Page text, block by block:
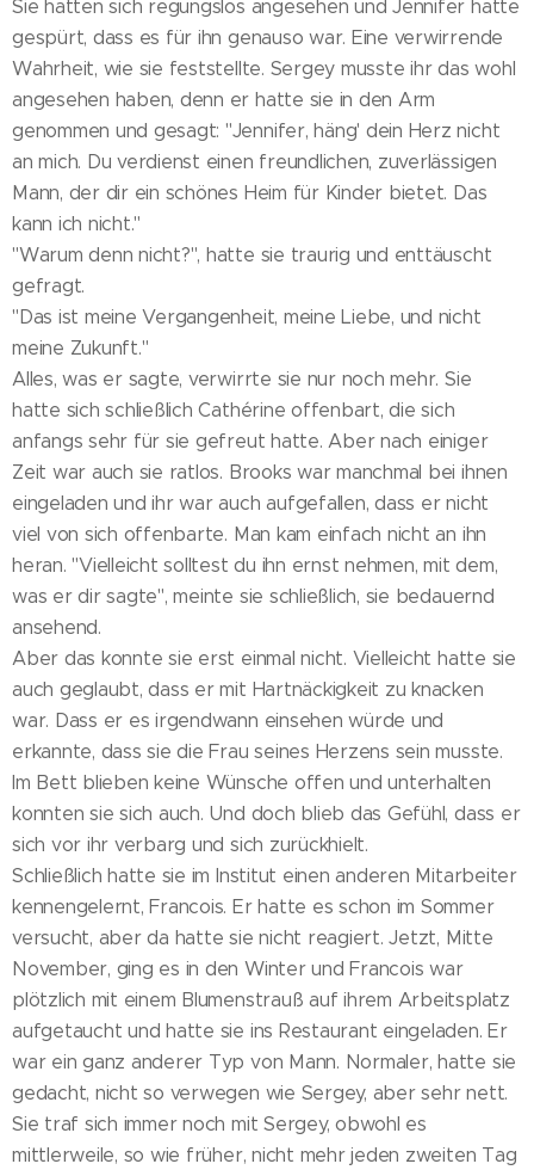
Sie hatten sich regungslos angesehen und Jennifer hatte
gespürt, dass es für ihn genauso war. Eine verwirrende
Wahrheit, wie sie feststellte. Sergey musste ihr das wohl
angesehen haben, denn er hatte sie in den Arm
genommen und gesagt: "Jennifer, häng' dein Herz nicht
an mich. Du verdienst einen freundlichen, zuverlässigen
Mann, der dir ein schönes Heim für Kinder bietet. Das
kann ich nicht."
"Warum denn nicht?", hatte sie traurig und enttäuscht
gefragt.
"Das ist meine Vergangenheit, meine Liebe, und nicht
meine Zukunft."
Alles, was er sagte, verwirrte sie nur noch mehr. Sie
hatte sich schließlich Cathérine offenbart, die sich
anfangs sehr für sie gefreut hatte. Aber nach einiger
Zeit war auch sie ratlos. Brooks war manchmal bei ihnen
eingeladen und ihr war auch aufgefallen, dass er nicht
viel von sich offenbarte. Man kam einfach nicht an ihn
heran. "Vielleicht solltest du ihn ernst nehmen, mit dem,
was er dir sagte", meinte sie schließlich, sie bedauernd
ansehend.
Aber das konnte sie erst einmal nicht. Vielleicht hatte sie
auch geglaubt, dass er mit Hartnäckigkeit zu knacken
war. Dass er es irgendwann einsehen würde und
erkannte, dass sie die Frau seines Herzens sein musste.
Im Bett blieben keine Wünsche offen und unterhalten
konnten sie sich auch. Und doch blieb das Gefühl, dass er
sich vor ihr verbarg und sich zurückhielt.
Schließlich hatte sie im Institut einen anderen Mitarbeiter
kennengelernt, Francois. Er hatte es schon im Sommer
versucht, aber da hatte sie nicht reagiert. Jetzt, Mitte
November, ging es in den Winter und Francois war
plötzlich mit einem Blumenstrauß auf ihrem Arbeitsplatz
aufgetaucht und hatte sie ins Restaurant eingeladen. Er
war ein ganz anderer Typ von Mann. Normaler, hatte sie
gedacht, nicht so verwegen wie Sergey, aber sehr nett.
Sie traf sich immer noch mit Sergey, obwohl es
mittlerweile, so wie früher, nicht mehr jeden zweiten Tag